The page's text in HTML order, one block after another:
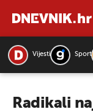
Vijesti Sport
Radikali
PRETRAŽITE VIJESTI